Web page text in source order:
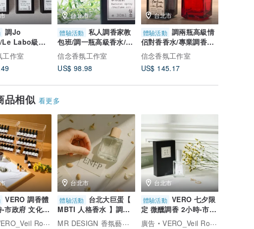
調Jo
Labo級香
/五人包班調
人可
工作室
台北市
體驗活動 私人調香家教
包班/調一瓶高級香水/4
小時調香課/可單人報名
信念香氛工作室
US$ 98.98
台北市
體驗活動 調兩瓶高級情
侣對香香水/專業調香師
指導/兩人包班/3.5小時
信念香氛工作室
US$ 145.17
品相似 看更多
VERO 調香體
市政府 文化幣
薦Romance 奇幻之旅
台北市
體驗活動
台北大巨蛋【
MBTI 人格香水 】調香
DIY 課程 / 文化幣可MR DESIGN 香氛藝術工作室
台北市
體驗活動 VERO 七夕限
定 微醺調香 2小時-市政
府 文化幣可 約會推薦
廣告
VERO_Veil Romance 奇幻之旅